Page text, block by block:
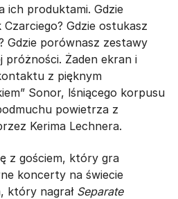
ich produktami. Gdzie
Gdzie ostukasz
Gdzie porównasz zestawy
próżności. Żaden ekran i
z pięknym
Sonor, lśniącego korpusu
powietrza z
Kerima Lechnera.
z gościem, który gra
koncerty na świecie
który nagrał Separate